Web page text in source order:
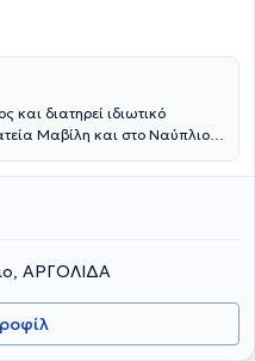
και διατηρεί ιδιωτικό
Μαβίλη και στο Ναύπλιο.
οδοντιατρικό κέντρο της
Αθηνών και, κατόπιν,
με τουλάχιστον 4.000
Στη συνέχεια, έγινε
την ειδικότητα της
Οδοντιατρική Σχολή του
των ΗΠΑ, μιας εκ των
ΑΡΓΟΛΙΔΑ